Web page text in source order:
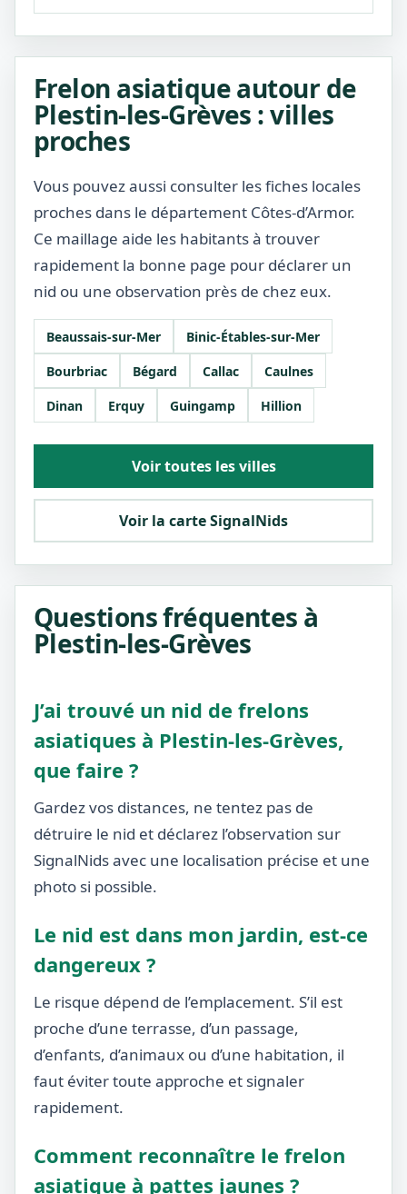
Frelon asiatique autour de
Plestin-les-Grèves : villes
proches
Vous pouvez aussi consulter les fiches locales
proches dans le département Côtes-d’Armor.
Ce maillage aide les habitants à trouver
rapidement la bonne page pour déclarer un
nid ou une observation près de chez eux.
Beaussais-sur-Mer
Binic-Étables-sur-Mer
Bourbriac
Bégard Callac
Caulnes
Dinan
Erquy Guingamp Hillion
Voir toutes les villes
Voir la carte SignalNids
Questions fréquentes à
Plestin-les-Grèves
J’ai trouvé un nid de frelons
asiatiques à Plestin-les-Grèves,
que faire ?
Gardez vos distances, ne tentez pas de
détruire le nid et déclarez l’observation sur
SignalNids avec une localisation précise et une
photo si possible.
Le nid est dans mon jardin, est-ce
dangereux ?
Le risque dépend de l’emplacement. S’il est
proche d’une terrasse, d’un passage,
d’enfants, d’animaux ou d’une habitation, il
faut éviter toute approche et signaler
rapidement.
Comment reconnaître le frelon
asiatique à pattes jaunes ?